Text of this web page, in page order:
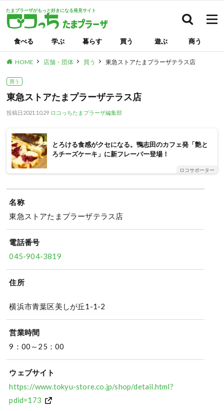
たまプラーザがもっと好きになる発見サイト
食べる 学ぶ 暮らす 買う 遊ぶ 商う
HOME 店舗・団体 買う 東急ストアたまプラーザテラス店
買う
東急ストアたまプラーザテラス店
投稿日 2021.10.29 ロコっちたまプラーザ編集部
とろける食感がクセになる。鴨志田のカフェ発「艶と
ろチーズケーキ」に新フレーバー登場！
ロコサポーター
名称
東急ストアたまプラーザテラス店
電話番号
045-904-3819
住所
横浜市青葉区美しが丘1-1-2
営業時間
9：00～25：00
ウェブサイト
https://www.tokyu-store.co.jp/shop/detail.html?
pdid=173